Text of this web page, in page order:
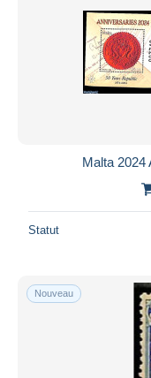
Malta 2024
Statut
Nouveau